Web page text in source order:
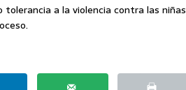
a la violencia contra las niñas